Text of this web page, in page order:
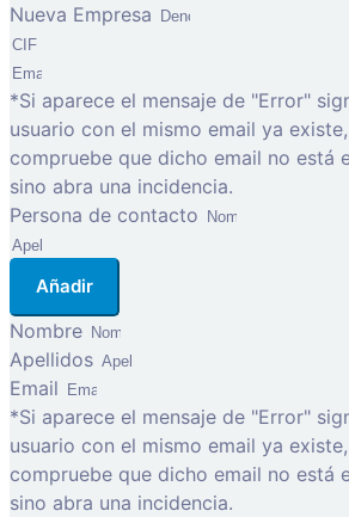
Nueva Empresa
*Si aparece el mensaje de "Error"
usuario con el mismo email ya
compruebe que dicho email no está
sino abra una incidencia.
Persona de contacto
Añadir
Nombre
Apellidos
Email
*Si aparece el mensaje de "Error"
usuario con el mismo email ya
compruebe que dicho email no está
sino abra una incidencia.